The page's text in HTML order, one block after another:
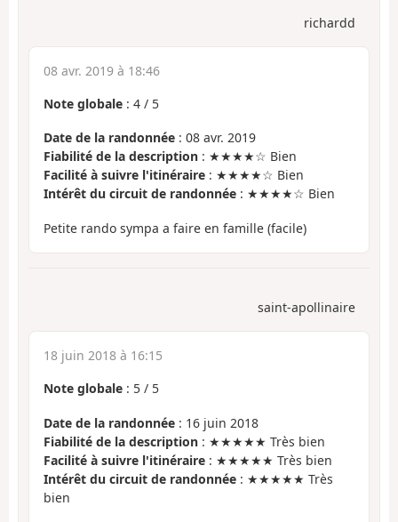
richardd
08 avr. 2019 à 18:46
Note globale : 4 / 5
Date de la randonnée : 08 avr. 2019
Fiabilité de la description : ★★★★☆ Bien
Facilité à suivre l'itinéraire : ★★★★☆ Bien
Intérêt du circuit de randonnée : ★★★★☆ Bien
Petite rando sympa a faire en famille (facile)
saint-apollinaire
18 juin 2018 à 16:15
Note globale : 5 / 5
Date de la randonnée : 16 juin 2018
Fiabilité de la description : ★★★★★ Très bien
Facilité à suivre l'itinéraire : ★★★★★ Très bien
Intérêt du circuit de randonnée : ★★★★★ Très
bien